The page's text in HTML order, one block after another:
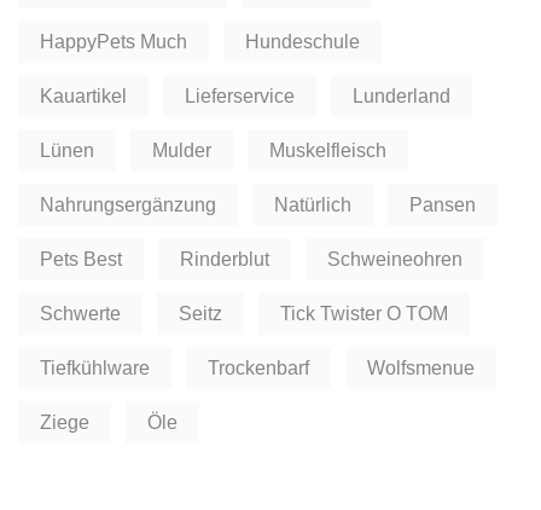
HappyPets Much Hundeschule
Kauartikel Lieferservice Lunderland
Lünen Mulder Muskelfleisch
Nahrungsergänzung Natürlich Pansen
Pets Best Rinderblut Schweineohren
Schwerte Seitz Tick Twister O TOM
Tiefkühlware Trockenbarf Wolfsmenue
Ziege Öle